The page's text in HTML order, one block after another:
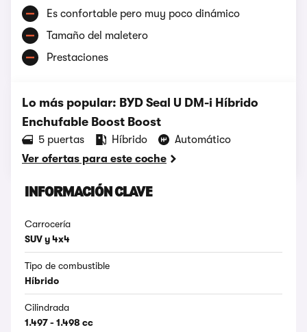
Es confortable pero muy poco dinámico
Tamaño del maletero
Prestaciones
Lo más popular: BYD Seal U DM-i Híbrido
Enchufable Boost Boost
5 puertas Híbrido
Automático
Ver ofertas para este coche
INFORMACIÓN CLAVE
Carrocería
SUV y 4x4
Tipo de combustible
Híbrido
Cilindrada
1.497 - 1.498 cc